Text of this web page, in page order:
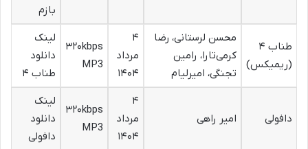
بازم
طناب ۴
(ریمیکس)
محسن لرستانی، رضا
کرمی‌تارا، رامین
تجنگی، امیرلیام
۴
مرداد
۱۴۰۴
۳۲۰kbps
MP3
لینک
دانلود
طناب ۴
دافولی امیر راهی
۴
مرداد
۱۴۰۴
۳۲۰kbps
MP3
لینک
دانلود
دافولی